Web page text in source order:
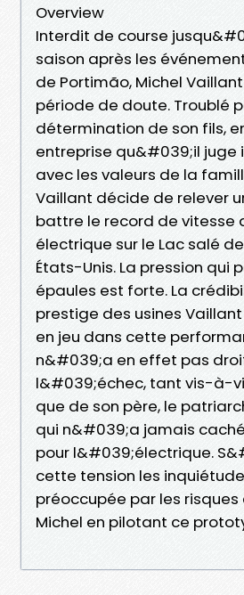
Overview
Interdit de course
saison après les
de Portimão, Michel
période de doute. Troublé
détermination de son fils,
entreprise qu&#039;il juge
avec les valeurs de la
Vaillant décide de relever
battre le record de vitesse
électrique sur le Lac salé
États-Unis. La pression qui
épaules est forte. La
prestige des usines
en jeu dans cette
n&#039;a en effet pas
l&#039;échec, tant vis-à-
que de son père, le
qui n&#039;a jamais
pour l&#039;électrique.
cette tension les
préoccupée par les
Michel en pilotant ce